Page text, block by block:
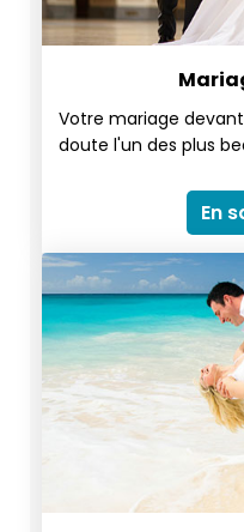
Votre mariage
doute l'un des plus
pas le célébrer sur
sélection de
églises de l'île,
aidera tout au long,
de rêve une réalité.
En